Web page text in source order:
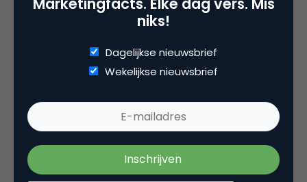
Deel dit artikel
Matthijs van den Broek
Editor-in-Chief bijMarketingfacts
niks!
Dagelijkse nieuwsbrief
Wekelijkse nieuwsbrief